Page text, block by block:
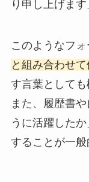
り申し上げま
このようなフォ
と組み合わせて
す言葉としても
また、履歴書
うに活躍した
することが一般